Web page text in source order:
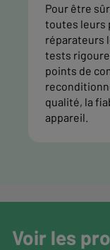
Pour être
toutes leurs
réparateurs
tests
points de
qualité, la
appareil.
Voir les